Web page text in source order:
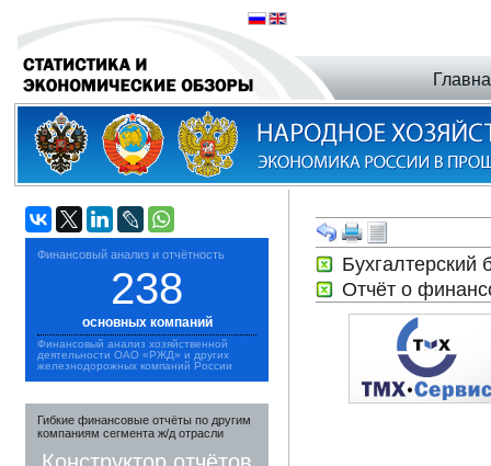
Финансовый анализ и отчётность
238
основных компаний
Финансовый анализ хозяйственной
деятельности ОАО «РЖД» и других
железнодорожных компаний России
Гибкие финансовые отчёты по другим
компаниям сегмента ж/д отрасли
Отчёт о